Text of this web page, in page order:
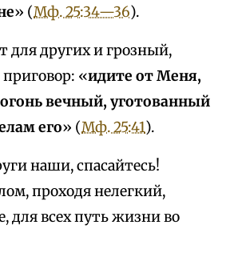
» (Мф. 25:34—36).
для других и грозный,
«идите от Меня,
вечный, уготованный
его» (Мф. 25:41).
наши, спасайтесь!
проходя нелегкий,
для всех путь жизни во